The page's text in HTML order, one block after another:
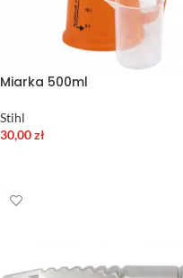
Miarka 500ml
Stihl
30,00zł